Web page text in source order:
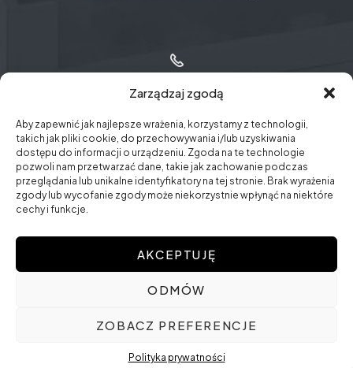
Zarządzaj zgodą
Aby zapewnić jak najlepsze wrażenia, korzystamy z technologii,
takich jak pliki cookie, do przechowywania i/lub uzyskiwania
dostępu do informacji o urządzeniu. Zgoda na te technologie
pozwoli nam przetwarzać dane, takie jak zachowanie podczas
przeglądania lub unikalne identyfikatory na tej stronie. Brak wyrażenia
zgody lub wycofanie zgody może niekorzystnie wpłynąć na niektóre
cechy i funkcje.
AKCEPTUJĘ
ODMÓW
ZOBACZ PREFERENCJE
Polityka prywatności
+48 12 30 72 777
wieliczka@sotar.com.pl​
Projekt i wykonanie:Duonet